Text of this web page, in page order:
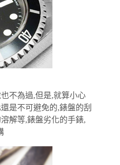
不為過,但是,就算小心
是不可避免的,錶盤的刮
解等,錶盤劣化的手錶,